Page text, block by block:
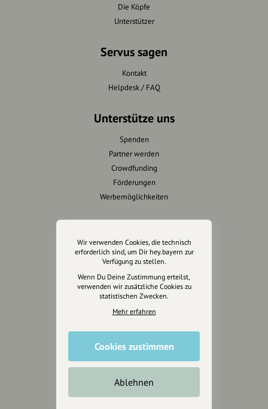
Die Köpfe
Unterstützer
Servus sagen
Kontakt
Helpdesk / FAQ
Unterstütze uns
Spenden
Partner werden
Crowdfunding
Förderungen
Werbemöglichkeiten
Impressum
Datenschutz
AGB
Cookies zurücksetzen
Mediakit
Wir verwenden Cookies, die technisch
erforderlich sind, um Dir hey.bayern zur
Verfügung zu stellen.
Wenn Du Deine Zustimmung erteilst,
verwenden wir zusätzliche Cookies zu
statistischen Zwecken.
Mehr erfahren
Cookies zustimmen
Ablehnen